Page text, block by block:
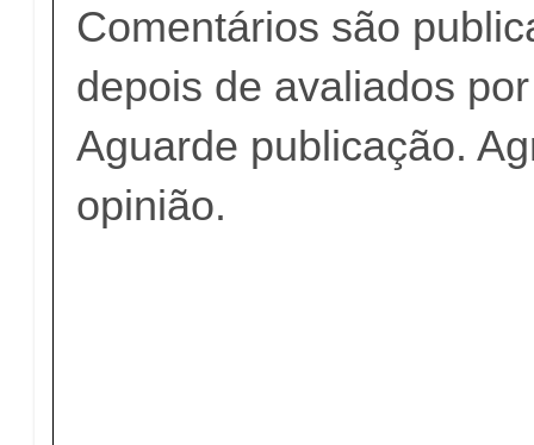
Comentários são
depois de avaliados
Aguarde publicação.
opinião.